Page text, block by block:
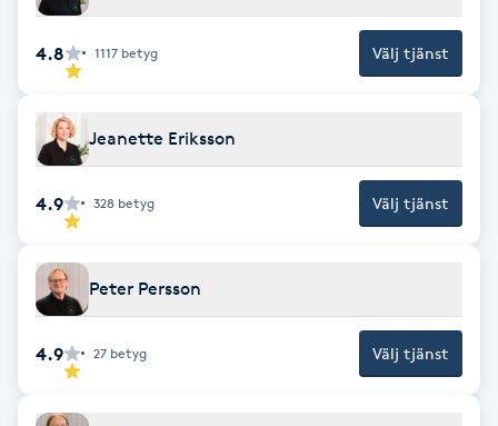
Fransrengöring
Frekvensterapi
Friskvård
Friskvårdsmassage
Frisör
Funktionsanalys
4.8 1117 betyg Välj tjänst
Jeanette Eriksson
4.9 328 betyg Välj tjänst
Peter Persson
4.9 27 betyg Välj tjänst